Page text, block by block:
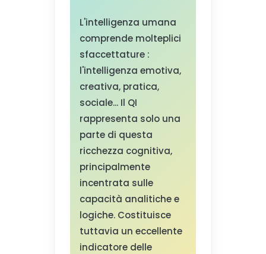
L'intelligenza umana
comprende molteplici
sfaccettature :
l'intelligenza emotiva,
creativa, pratica,
sociale... Il QI
rappresenta solo una
parte di questa
ricchezza cognitiva,
principalmente
incentrata sulle
capacità analitiche e
logiche. Costituisce
tuttavia un eccellente
indicatore delle